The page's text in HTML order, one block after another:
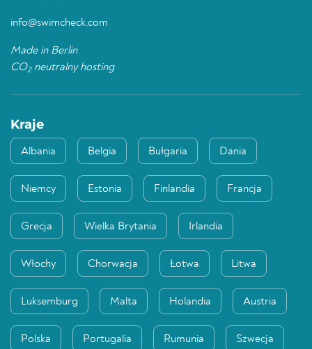
info@swimcheck.com
Made in Berlin
CO2neutralny hosting
Kraje
Albania Belgia Bułgaria Dania
Niemcy Estonia Finlandia Francja
Grecja Wielka Brytania Irlandia
Włochy Chorwacja Łotwa Litwa
Luksemburg Malta Holandia Austria
Polska Portugalia Rumunia Szwecja